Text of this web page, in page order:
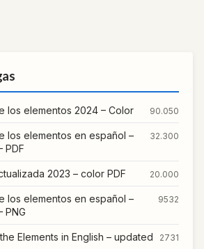
los elementos 2024 – Color 90.050
los elementos en español –
PDF
32.300
2023 – color PDF 20.000
los elementos en español –
PNG
9532
Elements in English – updated
2731